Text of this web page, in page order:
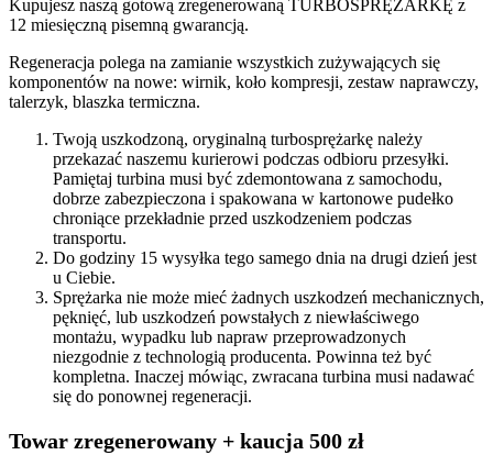
Kupujesz naszą gotową zregenerowaną TURBOSPRĘŻARKĘ z
12 miesięczną pisemną gwarancją.
Regeneracja polega na zamianie wszystkich zużywających się
komponentów na nowe: wirnik, koło kompresji, zestaw naprawczy,
talerzyk, blaszka termiczna.
Twoją uszkodzoną, oryginalną turbosprężarkę należy
przekazać naszemu kurierowi podczas odbioru przesyłki.
Pamiętaj turbina musi być zdemontowana z samochodu,
dobrze zabezpieczona i spakowana w kartonowe pudełko
chroniące przekładnie przed uszkodzeniem podczas
transportu.
Do godziny 15 wysyłka tego samego dnia na drugi dzień jest
u Ciebie.
Sprężarka nie może mieć żadnych uszkodzeń mechanicznych,
pęknięć, lub uszkodzeń powstałych z niewłaściwego
montażu, wypadku lub napraw przeprowadzonych
niezgodnie z technologią producenta. Powinna też być
kompletna. Inaczej mówiąc, zwracana turbina musi nadawać
się do ponownej regeneracji.
Towar zregenerowany + kaucja 500 zł